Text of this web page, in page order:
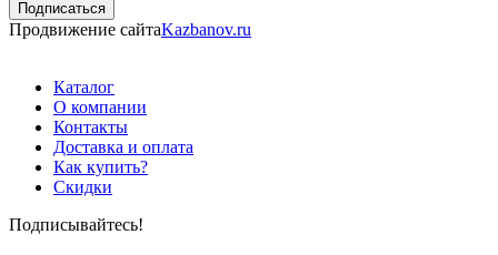
Продвижение сайтаKazbanov.ru
Каталог
О компании
Контакты
Доставка и оплата
Как купить?
Скидки
Подписывайтесь!